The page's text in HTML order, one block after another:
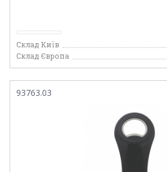
Склад Київ
Склад Європа
93763.03